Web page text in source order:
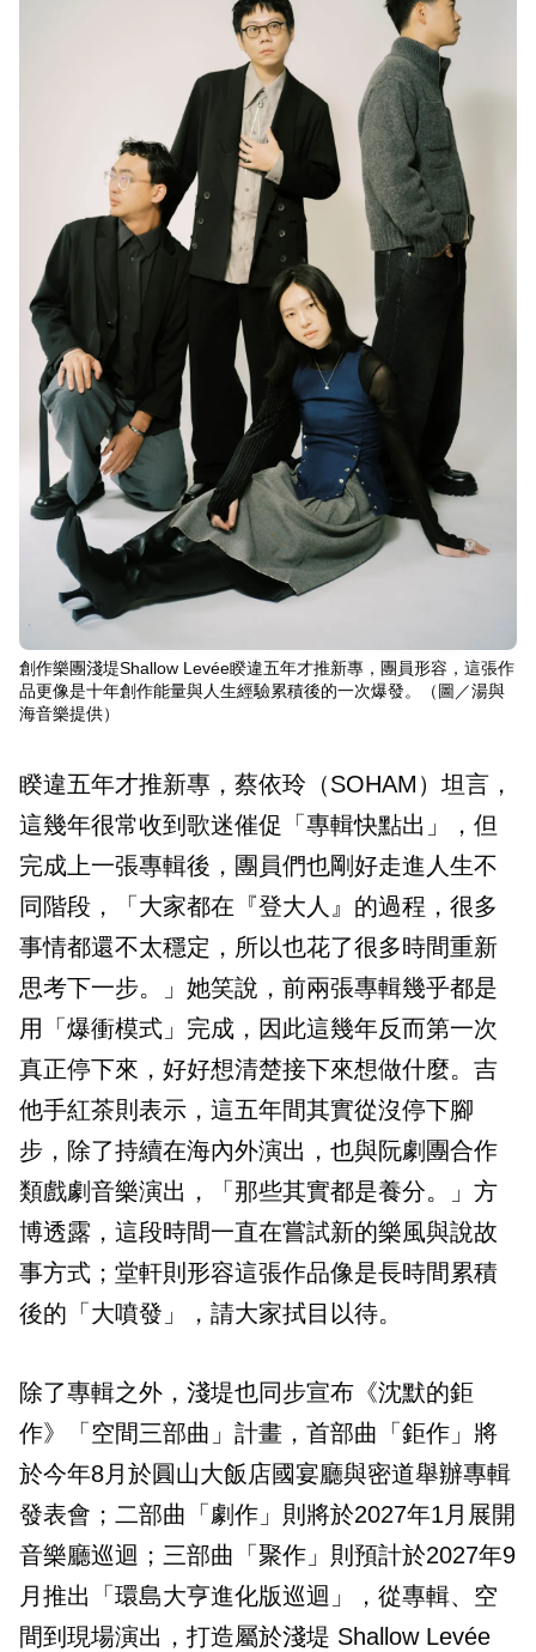
創作樂團淺堤Shallow Levée睽違五年才推新專，團員形容，這張作
品更像是十年創作能量與人生經驗累積後的一次爆發。（圖／湯與
海音樂提供）
睽違五年才推新專，蔡依玲（SOHAM）坦言，
這幾年很常收到歌迷催促「專輯快點出」，但
完成上一張專輯後，團員們也剛好走進人生不
同階段，「大家都在『登大人』的過程，很多
事情都還不太穩定，所以也花了很多時間重新
思考下一步。」她笑說，前兩張專輯幾乎都是
用「爆衝模式」完成，因此這幾年反而第一次
真正停下來，好好想清楚接下來想做什麼。吉
他手紅茶則表示，這五年間其實從沒停下腳
步，除了持續在海內外演出，也與阮劇團合作
類戲劇音樂演出，「那些其實都是養分。」方
博透露，這段時間一直在嘗試新的樂風與說故
事方式；堂軒則形容這張作品像是長時間累積
後的「大噴發」，請大家拭目以待。
除了專輯之外，淺堤也同步宣布《沈默的鉅
作》「空間三部曲」計畫，首部曲「鉅作」將
於今年8月於圓山大飯店國宴廳與密道舉辦專輯
發表會；二部曲「劇作」則將於2027年1月展開
音樂廳巡迴；三部曲「聚作」則預計於2027年9
月推出「環島大亨進化版巡迴」，從專輯、空
間到現場演出，打造屬於淺堤 Shallow Levée